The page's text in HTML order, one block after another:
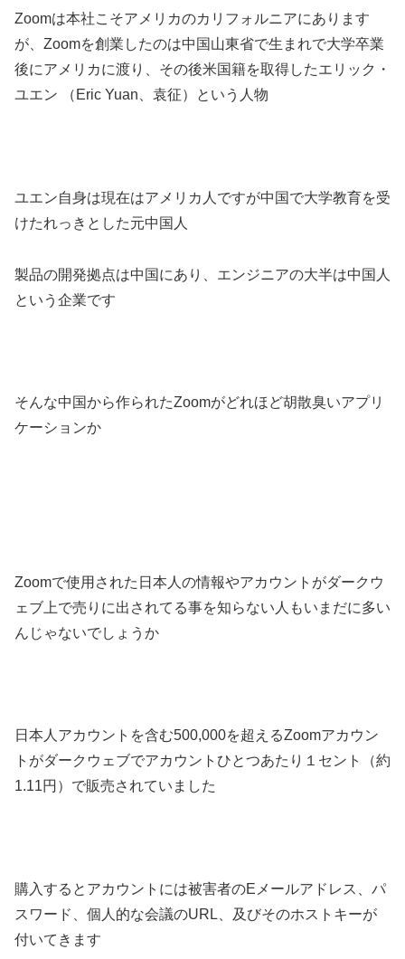
Zoomは本社こそアメリカのカリフォルニアにあります
が、Zoomを創業したのは中国山東省で生まれで大学卒業
後にアメリカに渡り、その後米国籍を取得したエリック・
ユエン （Eric Yuan、袁征）という人物
ユエン自身は現在はアメリカ人ですが中国で大学教育を受
けたれっきとした元中国人
製品の開発拠点は中国にあり、エンジニアの大半は中国人
という企業です
そんな中国から作られたZoomがどれほど胡散臭いアプリ
ケーションか
Zoomで使用された日本人の情報やアカウントがダークウ
ェブ上で売りに出されてる事を知らない人もいまだに多い
んじゃないでしょうか
日本人アカウントを含む500,000を超えるZoomアカウン
トがダークウェブでアカウントひとつあたり１セント（約
1.11円）で販売されていました
購入するとアカウントには被害者のEメールアドレス、パ
スワード、個人的な会議のURL、及びそのホストキーが
付いてきます